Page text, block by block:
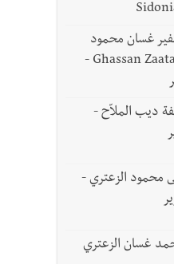
غسان محمود
الزعتري - Ghassan Zaatari -
ديب الملاّح -
محمود الزعتري -
غسان الزعتري